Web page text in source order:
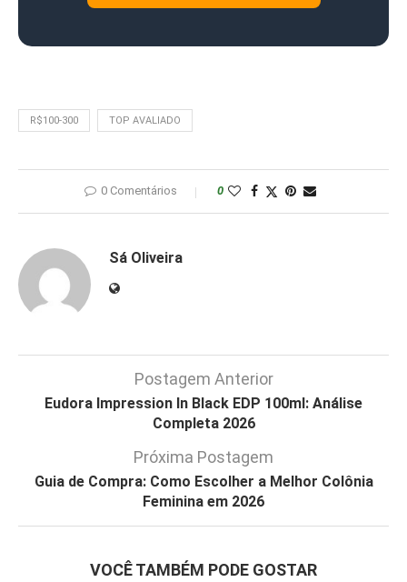
R$100-300 TOP AVALIADO
0 Comentários 0
Sá Oliveira
Postagem Anterior
Eudora Impression In Black EDP 100ml: Análise
Completa 2026
Próxima Postagem
Guia de Compra: Como Escolher a Melhor Colônia
Feminina em 2026
VOCÊ TAMBÉM PODE GOSTAR